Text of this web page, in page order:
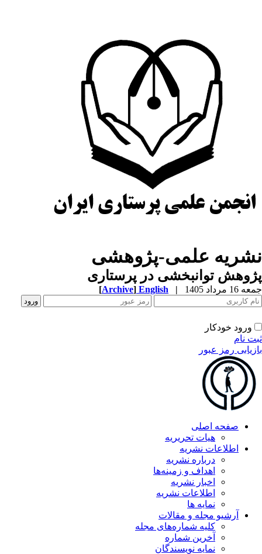
علمی-پژوهشی
توانبخشی در پرستاری
مرداد 1405 |
English
[Archive]
ورود خودکار
نام
رمز عبور
صفحه اصلی
هیات تحریریه
اطلاعات نشریه
درباره نشریه
اهداف و زمینه‌ها
اخبار نشریه
اطلاعات نشریه
نمایه ها
آرشیو مجله و مقالات
کلیه شماره‌های مجله
آخرین شماره
نمایه نویسندگان